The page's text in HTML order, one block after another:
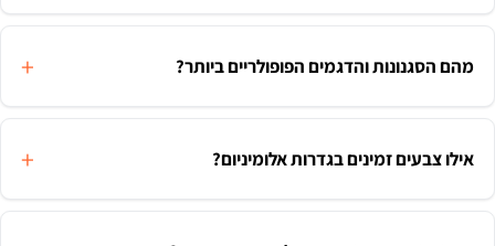
מהם הסגנונות והדגמים הפופולריים ביותר?
אילו צבעים זמינים בגדרות אלומיניום?